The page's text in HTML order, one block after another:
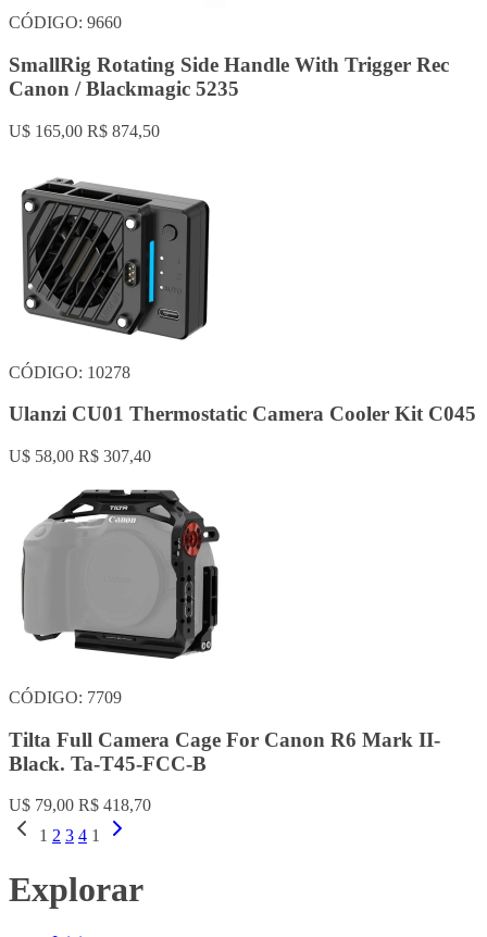
CÓDIGO: 9660
SmallRig Rotating Side Handle With Trigger Rec
Canon / Blackmagic 5235
U$ 165,00 R$ 874,50
CÓDIGO: 10278
Ulanzi CU01 Thermostatic Camera Cooler Kit C045
U$ 58,00 R$ 307,40
CÓDIGO: 7709
Tilta Full Camera Cage For Canon R6 Mark II-
Black. Ta-T45-FCC-B
U$ 79,00 R$ 418,70
1 2 3 4 1
Explorar